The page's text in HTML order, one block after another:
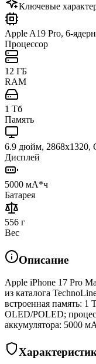
Ключевые
Apple A19 Pro, 6-
Процессор
12 ГБ
RAM
1 Тб
Память
6.9 дюйм, 2868x1320,
Дисплей
5000 мА*ч
Батарея
556 г
Вес
Описание
Apple iPhone 17 Pro
из каталога
встроенная память: 1
OLED/POLED;
аккумулятора: 5000